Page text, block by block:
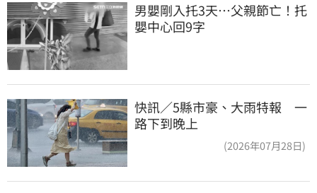
男嬰剛入托3天…父親節亡！托
嬰中心回9字
快訊／5縣市豪、大雨特報 一
路下到晚上
(2026年07月28日)